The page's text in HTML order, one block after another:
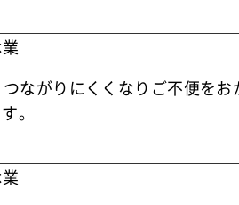
ながりにくくなりご不便をお
。